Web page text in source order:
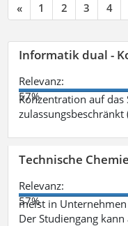
« 1 2 3 4
Informatik dual -
Relevanz:
57%
Konzentration auf
Technische
Relevanz:
57%
meist in
Der Studiengang